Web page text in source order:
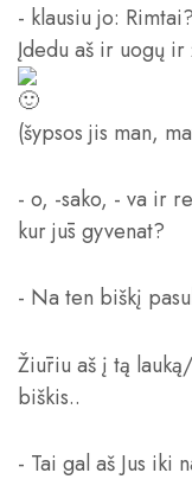
- klausiu jo:
Įdedu aš ir uogų ir
(šypsos jis man,
- o, -sako, - va ir
kur jūs gyvenat?
- Na ten biškį
Žiūriu aš į tą
biškis..
- Tai gal aš Jus iki